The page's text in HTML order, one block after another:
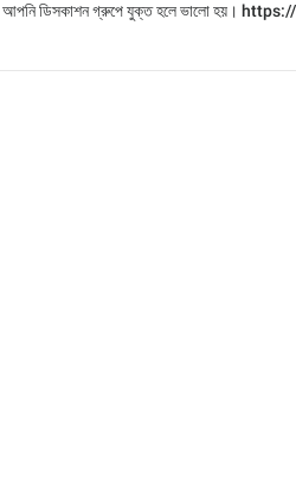
আপনি ডিসকাশন গ্রুপে যুক্ত হলে ভালো হয়।